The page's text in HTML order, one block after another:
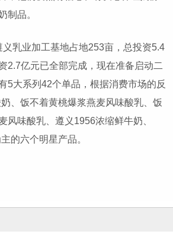
制品。
乳业加工基地占地253亩，总投资5.4
2.7亿元已全部完成，现在准备启动二
5大系列42个单品，根据消费市场的反
、饭不着黄桃爆浆燕麦风味酸乳、饭
风味酸乳、遵义1956浓缩鲜牛奶、
的六个明星产品。